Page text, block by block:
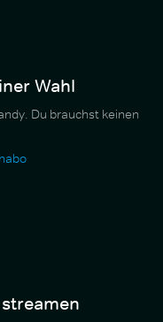
Wahl
Du brauchst keinen